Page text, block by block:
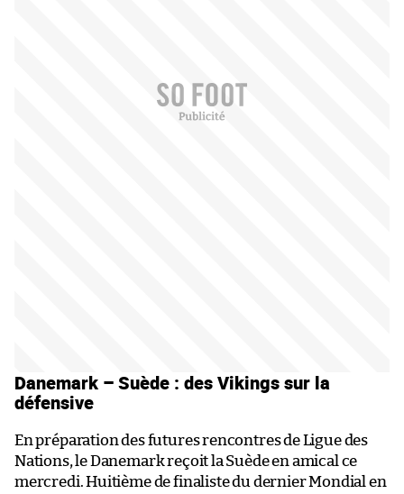
Danemark – Suède : des Vikings sur la
défensive
En préparation des futures rencontres de Ligue des
Nations, le Danemark reçoit la Suède en amical ce
mercredi. Huitième de finaliste du dernier Mondial en